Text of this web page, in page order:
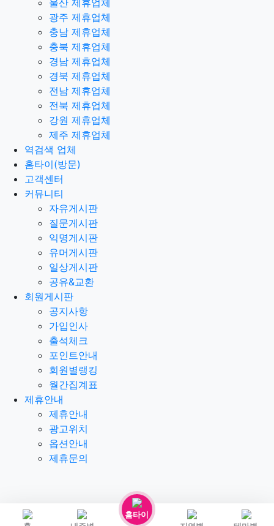
홈타이
울산 제휴업체
광주 제휴업체
충남 제휴업체
충북 제휴업체
경남 제휴업체
경북 제휴업체
전남 제휴업체
전북 제휴업체
강원 제휴업체
제주 제휴업체
역검색 업체
홈타이(방문)
고객센터
커뮤니티
자유게시판
질문게시판
익명게시판
유머게시판
일상게시판
공유&교환
회원게시판
공지사항
가입인사
출석체크
포인트안내
회원별랭킹
월간집계표
제휴안내
제휴안내
광고위치
옵션안내
제휴문의